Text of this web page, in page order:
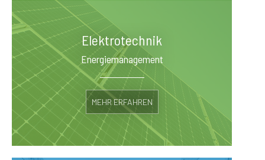
Elektrotechnik
Energiemanagement
MEHR ERFAHREN